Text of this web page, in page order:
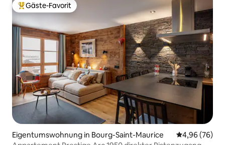
Beliebter Gäste-Favorit.
Gäste-Favorit
Eigentumswohnung in Bourg-Saint-Maurice
4,96 (76)